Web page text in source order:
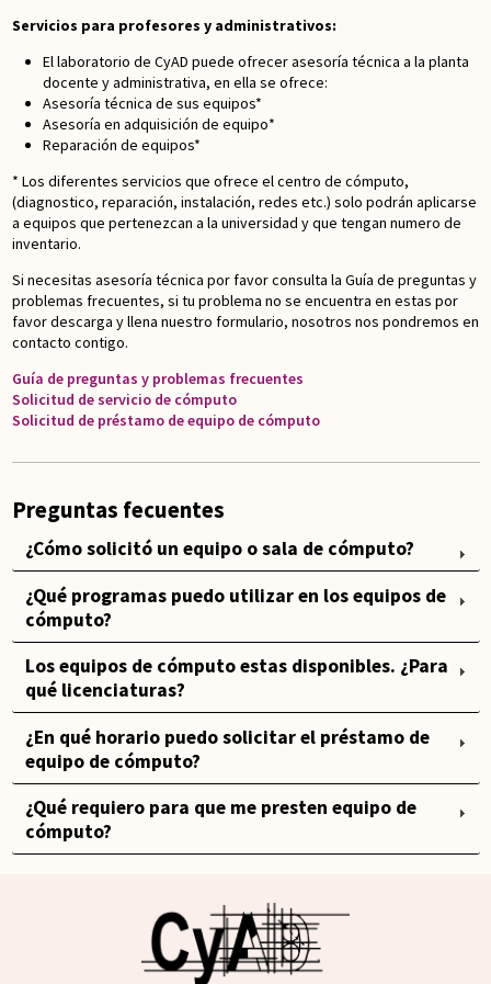
Servicios para profesores y administrativos:
El laboratorio de CyAD puede ofrecer asesoría técnica a la planta
docente y administrativa, en ella se ofrece:
Asesoría técnica de sus equipos*
Asesoría en adquisición de equipo*
Reparación de equipos*
* Los diferentes servicios que ofrece el centro de cómputo,
(diagnostico, reparación, instalación, redes etc.) solo podrán aplicarse
a equipos que pertenezcan a la universidad y que tengan numero de
inventario.
Si necesitas asesoría técnica por favor consulta la Guía de preguntas y
problemas frecuentes, si tu problema no se encuentra en estas por
favor descarga y llena nuestro formulario, nosotros nos pondremos en
contacto contigo.
Guía de preguntas y problemas frecuentes
Solicitud de servicio de cómputo
Solicitud de préstamo de equipo de cómputo
Preguntas fecuentes
¿Cómo solicitó un equipo o sala de cómputo?
¿Qué programas puedo utilizar en los equipos de
cómputo?
Los equipos de cómputo estas disponibles. ¿Para
qué licenciaturas?
¿En qué horario puedo solicitar el préstamo de
equipo de cómputo?
¿Qué requiero para que me presten equipo de
cómputo?